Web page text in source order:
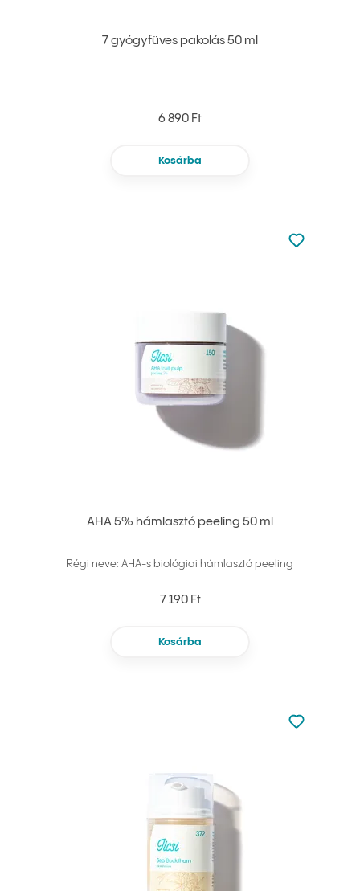
7 gyógyfüves pakolás 50 ml
6 890 Ft
Kosárba
AHA 5% hámlasztó peeling 50 ml
Régi neve: AHA-s biológiai hámlasztó peeling
7 190 Ft
Kosárba
Nincsen
Hozzáadás
Nincsen
Hozzáadás